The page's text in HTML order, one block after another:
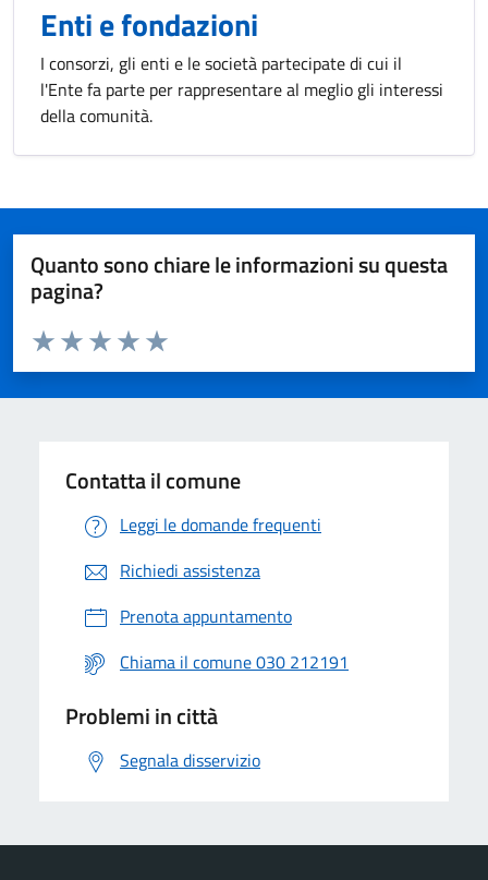
Enti e fondazioni
I consorzi, gli enti e le società partecipate di cui il
l'Ente fa parte per rappresentare al meglio gli interessi
della comunità.
Quanto sono chiare le informazioni su questa
pagina?
Valuta da 1 a 5 stelle la pagina
Valuta 5 stelle su 5
Valuta 4 stelle su 5
Valuta 3 stelle su 5
Valuta 2 stelle su 5
Valuta 1 stelle su 5
Contatta il comune
Leggi le domande frequenti
Richiedi assistenza
Prenota appuntamento
Chiama il comune 030 212191
Problemi in città
Segnala disservizio